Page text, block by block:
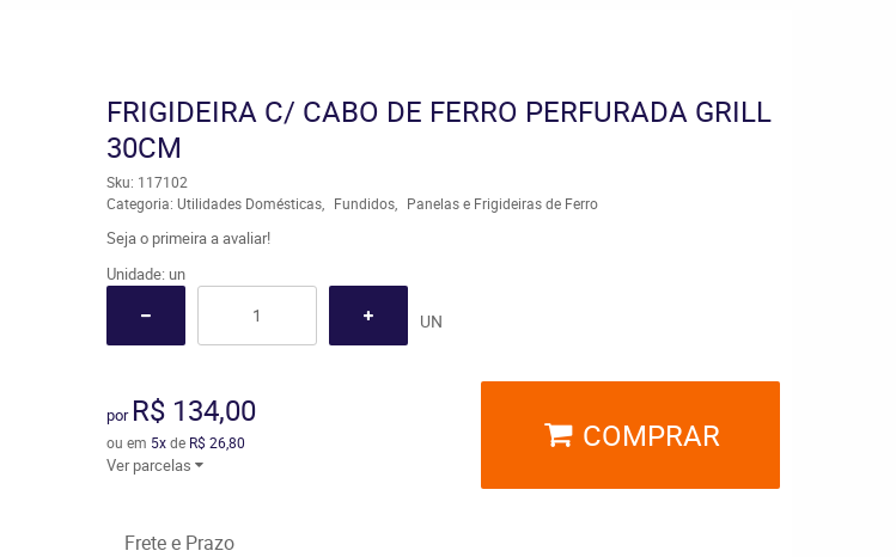
FRIGIDEIRA C/ CABO DE FERRO PERFURADA GRILL
30CM
Sku: 117102
Categoria: Utilidades Domésticas Fundidos Panelas e Frigideiras de Ferro
Seja o primeira a avaliar!
Unidade: un
UN
por R$ 134,00
ou em 5xde R$ 26,80
Ver parcelas
COMPRAR
Frete e Prazo